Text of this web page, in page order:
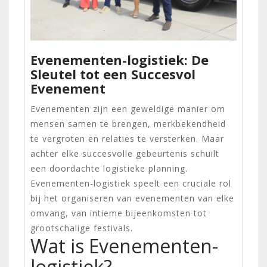
Evenementen-logistiek: De
Sleutel tot een Succesvol
Evenement
Evenementen zijn een geweldige manier om
mensen samen te brengen, merkbekendheid
te vergroten en relaties te versterken. Maar
achter elke succesvolle gebeurtenis schuilt
een doordachte logistieke planning.
Evenementen-logistiek speelt een cruciale rol
bij het organiseren van evenementen van elke
omvang, van intieme bijeenkomsten tot
grootschalige festivals.
Wat is Evenementen-